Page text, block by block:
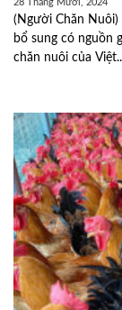
(Người Chăn Nuôi)
bổ sung có nguồn
chăn nuôi của Việt..